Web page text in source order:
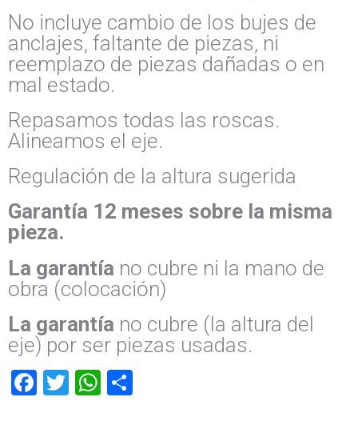
No incluye cambio de los bujes de
anclajes, faltante de piezas, ni
reemplazo de piezas dañadas o en
mal estado.
Repasamos todas las roscas.
Alineamos el eje.
Regulación de la altura sugerida
Garantía 12 meses sobre la misma
pieza.
La garantía no cubre ni la mano de
obra (colocación)
La garantía no cubre (la altura del
eje) por ser piezas usadas.
Facebook
TwitterWhatsApp